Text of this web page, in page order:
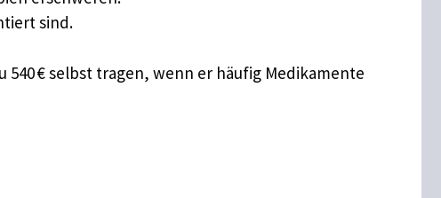
sind.
540 € selbst tragen, wenn er häufig Medikamente